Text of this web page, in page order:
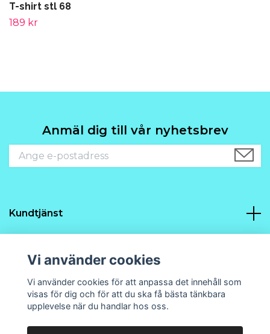
T-shirt stl 68
189 kr
Anmäl dig till vår nyhetsbrev
Kundtjänst
Sociala medier
Vi använder cookies
Vi använder cookies för att anpassa det innehåll som
visas för dig och för att du ska få bästa tänkbara
upplevelse när du handlar hos oss.